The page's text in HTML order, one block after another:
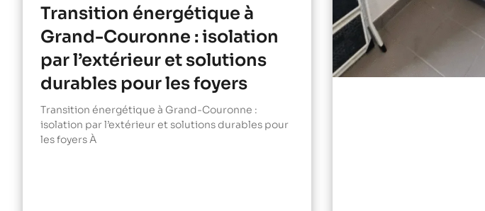
Transition énergétique à
Grand-Couronne : isolation
par l’extérieur et solutions
durables pour les foyers
Transition énergétique à Grand-Couronne :
isolation par l’extérieur et solutions durables pour
les foyers À